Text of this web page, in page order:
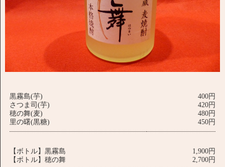
黒霧島(芋)
さつま司(芋)
穂の舞(麦)
里の曙(黒糖)
400円
420円
480円
450円
【ボトル】黒霧島
【ボトル】穂の舞
1,900円
2,700円